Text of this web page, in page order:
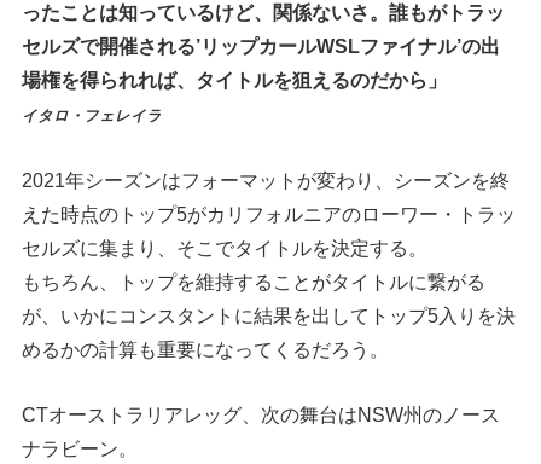
ったことは知っているけど、関係ないさ。誰もがトラッ
セルズで開催される’リップカールWSLファイナル’の出
場権を得られれば、タイトルを狙えるのだから」
イタロ・フェレイラ
2021年シーズンはフォーマットが変わり、シーズンを終
えた時点のトップ5がカリフォルニアのローワー・トラッ
セルズに集まり、そこでタイトルを決定する。
もちろん、トップを維持することがタイトルに繋がる
が、いかにコンスタントに結果を出してトップ5入りを決
めるかの計算も重要になってくるだろう。
CTオーストラリアレッグ、次の舞台はNSW州のノース
ナラビーン。